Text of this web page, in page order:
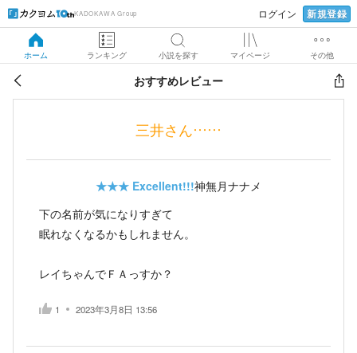
KADOKAWA Group ログイン 新規登録
ホーム ランキング 小説を探す マイページ その他
おすすめレビュー
三井さん……
★★★ Excellent!!!神無月ナナメ
下の名前が気になりすぎて
眠れなくなるかもしれません。
レイちゃんでＦＡっすか？
1 2023年3月8日 13:56